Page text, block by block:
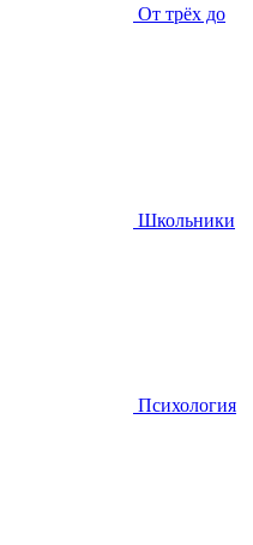
От трёх до
Школьники
Психология